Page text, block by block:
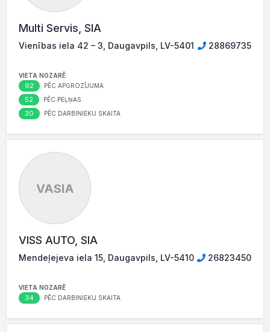
Multi Servis, SIA
Vienības iela 42 – 3, Daugavpils, LV-5401 28869735
VIETA NOZARĒ
92 PĒC APGROZĪJUMA
52 PĒC PEĻŅAS
30 PĒC DARBINIEKU SKAITA
VASIA
VISS AUTO, SIA
Mendeļejeva iela 15, Daugavpils, LV-5410 26823450
VIETA NOZARĒ
34 PĒC DARBINIEKU SKAITA